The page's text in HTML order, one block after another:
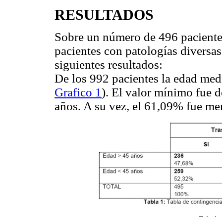
RESULTADOS
Sobre un número de 496
pacientes con patologías
siguientes resultados:
De los 992 pacientes la edad
Grafico 1). El valor mínimo fue
años. A su vez, el 61,09% fue